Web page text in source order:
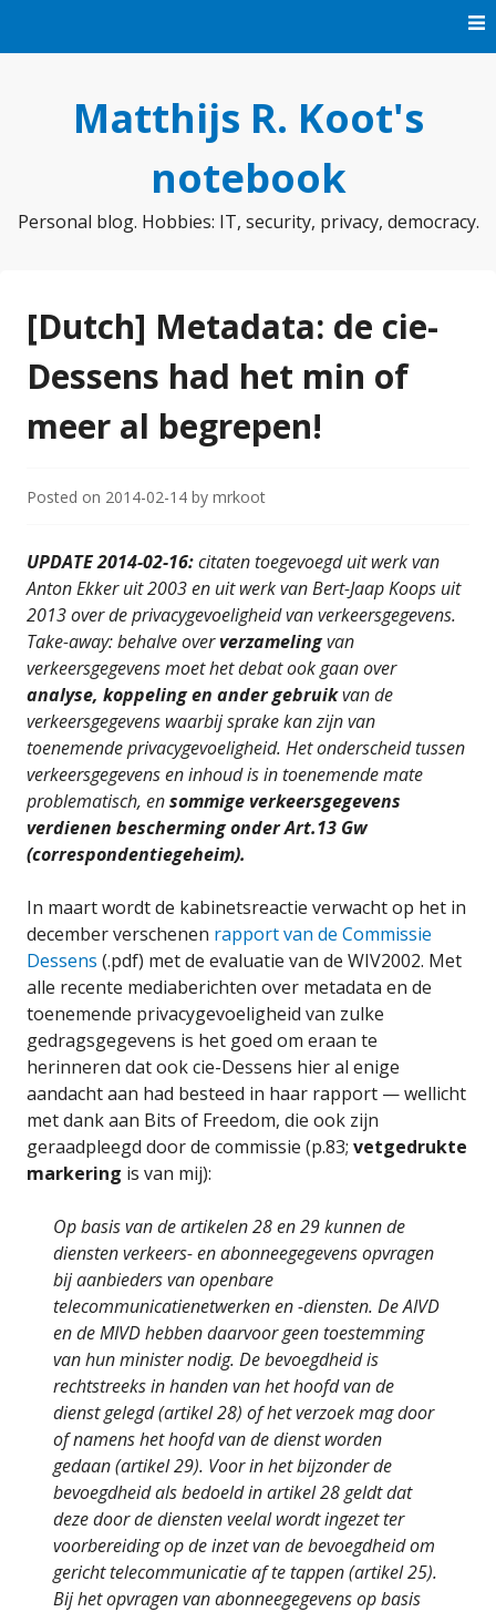
Matthijs R. Koot's
notebook
Personal blog. Hobbies: IT, security, privacy, democracy.
[Dutch] Metadata: de cie-
Dessens had het min of
meer al begrepen!
Posted on 2014-02-14 by mrkoot
UPDATE 2014-02-16:citaten toegevoegd uit werk van
Anton Ekker uit 2003 en uit werk van Bert-Jaap Koops uit
2013 over de privacygevoeligheid van verkeersgegevens.
Take-away: behalve oververzamelingvan
verkeersgegevens moet het debat ook gaan over
analyse, koppeling en ander gebruikvan de
verkeersgegevens waarbij sprake kan zijn van
toenemende privacygevoeligheid. Het onderscheid tussen
verkeersgegevens en inhoud is in toenemende mate
problematisch, ensommige verkeersgegevens
verdienen bescherming onder Art.13 Gw
(correspondentiegeheim).
In maart wordt de kabinetsreactie verwacht op het in
december verschenen rapport van de Commissie
Dessens (.pdf) met de evaluatie van de WIV2002. Met
alle recente mediaberichten over metadata en de
toenemende privacygevoeligheid van zulke
gedragsgegevens is het goed om eraan te
herinneren dat ook cie-Dessens hier al enige
aandacht aan had besteed in haar rapport — wellicht
met dank aan Bits of Freedom, die ook zijn
geraadpleegd door de commissie (p.83; vetgedrukte
markering is van mij):
Op basis van de artikelen 28 en 29 kunnen de
diensten verkeers- en abonneegegevens opvragen
bij aanbieders van openbare
telecommunicatienetwerken en -diensten. De AIVD
en de MIVD hebben daarvoor geen toestemming
van hun minister nodig. De bevoegdheid is
rechtstreeks in handen van het hoofd van de
dienst gelegd (artikel 28) of het verzoek mag door
of namens het hoofd van de dienst worden
gedaan (artikel 29). Voor in het bijzonder de
bevoegdheid als bedoeld in artikel 28 geldt dat
deze door de diensten veelal wordt ingezet ter
voorbereiding op de inzet van de bevoegdheid om
gericht telecommunicatie af te tappen (artikel 25).
Bij het opvragen van abonneegegevens op basis